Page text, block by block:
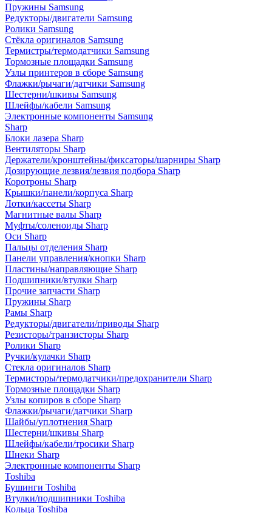
Пружины Samsung
Редукторы/двигатели Samsung
Ролики Samsung
Стёкла оригиналов Samsung
Термистры/термодатчики Samsung
Тормозные площадки Samsung
Узлы принтеров в сборе Samsung
Флажки/рычаги/датчики Samsung
Шестерни/шкивы Samsung
Шлейфы/кабели Samsung
Электронные компоненты Samsung
Sharp
Блоки лазера Sharp
Вентиляторы Sharp
Держатели/кронштейны/фиксаторы/шарниры Sharp
Дозирующие лезвия/лезвия подбора Sharp
Коротроны Sharp
Крышки/панели/корпуса Sharp
Лотки/кассеты Sharp
Магнитные валы Sharp
Муфты/соленоиды Sharp
Оси Sharp
Пальцы отделения Sharp
Панели управления/кнопки Sharp
Пластины/направляющие Sharp
Подшипники/втулки Sharp
Прочие запчасти Sharp
Пружины Sharp
Рамы Sharp
Редукторы/двигатели/приводы Sharp
Резисторы/транзисторы Sharp
Ролики Sharp
Ручки/кулачки Sharp
Стекла оригиналов Sharp
Термисторы/термодатчики/предохранители Sharp
Тормозные площадки Sharp
Узлы копиров в сборе Sharp
Флажки/рычаги/датчики Sharp
Шайбы/уплотнения Sharp
Шестерни/шкивы Sharp
Шлейфы/кабели/тросики Sharp
Шнеки Sharp
Электронные компоненты Sharp
Toshiba
Бушинги Toshiba
Втулки/подшипники Toshiba
Кольца Toshiba